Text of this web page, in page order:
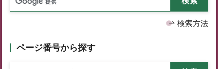
検索方法
ページ番号から探す